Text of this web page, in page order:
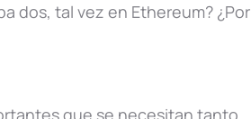
dos, tal vez en Ethereum? ¿Por